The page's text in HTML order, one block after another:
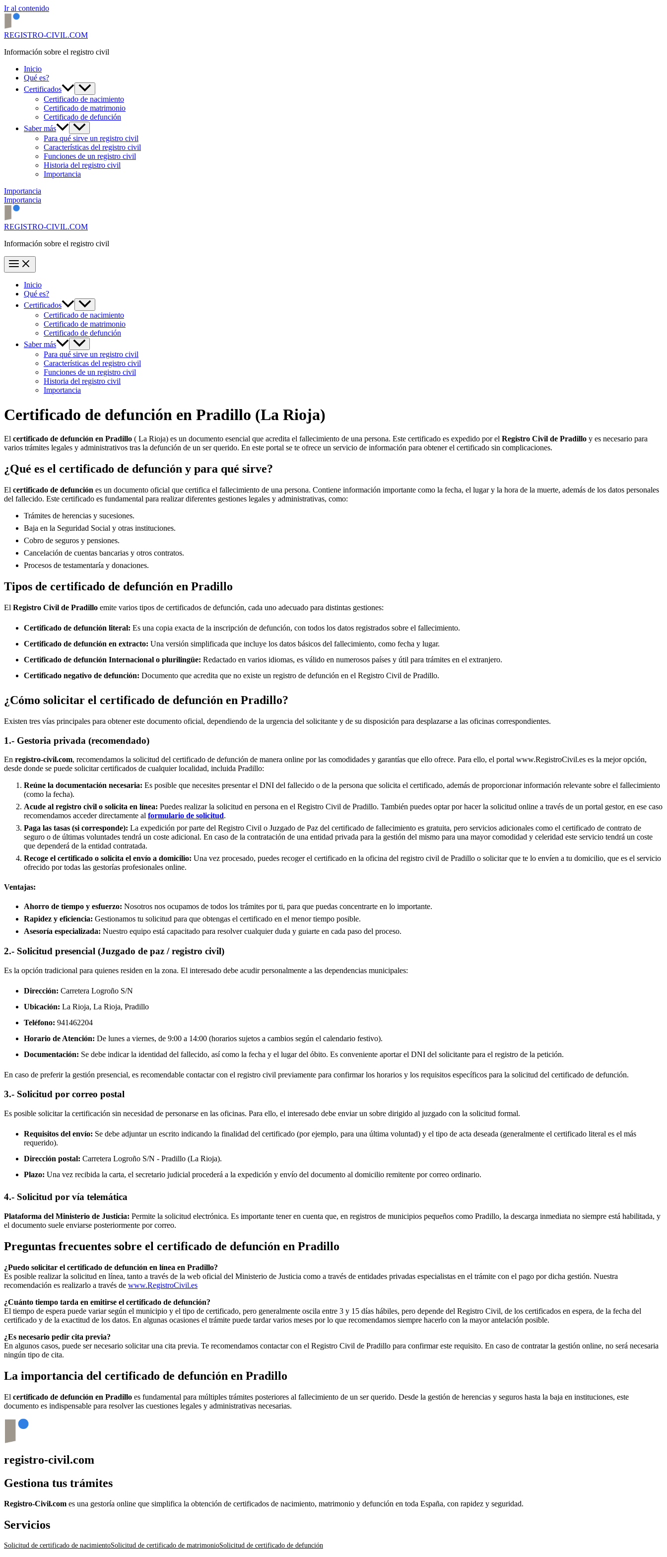
Ir al contenido
REGISTRO-CIVIL.COM
Información sobre el registro civil
Inicio
Qué es?
Certificados
Certificado de nacimiento
Certificado de matrimonio
Certificado de defunción
Saber más
Para qué sirve un registro civil
Características del registro civil
Funciones de un registro civil
Historia del registro civil
Importancia
Importancia
Importancia
REGISTRO-CIVIL.COM
Información sobre el registro civil
Inicio
Qué es?
Certificados
Certificado de nacimiento
Certificado de matrimonio
Certificado de defunción
Saber más
Para qué sirve un registro civil
Características del registro civil
Funciones de un registro civil
Historia del registro civil
Importancia
Certificado de defunción en Pradillo (La Rioja)
El certificado de defunción en Pradillo ( La Rioja) es un documento esencial que acredita el fallecimiento de una persona. Este certificado es expedido por el Registro Civil de Pradillo y es necesario para
varios trámites legales y administrativos tras la defunción de un ser querido. En este portal se te ofrece un servicio de información para obtener el certificado sin complicaciones.
¿Qué es el certificado de defunción y para qué sirve?
El certificado de defunción es un documento oficial que certifica el fallecimiento de una persona. Contiene información importante como la fecha, el lugar y la hora de la muerte, además de los datos personales
del fallecido. Este certificado es fundamental para realizar diferentes gestiones legales y administrativas, como:
Trámites de herencias y sucesiones.
Baja en la Seguridad Social y otras instituciones.
Cobro de seguros y pensiones.
Cancelación de cuentas bancarias y otros contratos.
Procesos de testamentaría y donaciones.
Tipos de certificado de defunción en Pradillo
El Registro Civil de Pradillo emite varios tipos de certificados de defunción, cada uno adecuado para distintas gestiones:
Certificado de defunción literal: Es una copia exacta de la inscripción de defunción, con todos los datos registrados sobre el fallecimiento.
Certificado de defunción en extracto: Una versión simplificada que incluye los datos básicos del fallecimiento, como fecha y lugar.
Certificado de defunción Internacional o plurilingüe: Redactado en varios idiomas, es válido en numerosos países y útil para trámites en el extranjero.
Certificado negativo de defunción: Documento que acredita que no existe un registro de defunción en el Registro Civil de Pradillo.
¿Cómo solicitar el certificado de defunción en Pradillo?
Existen tres vías principales para obtener este documento oficial, dependiendo de la urgencia del solicitante y de su disposición para desplazarse a las oficinas correspondientes.
1.- Gestoria privada (recomendado)
En registro-civil.com, recomendamos la solicitud del certificado de defunción de manera online por las comodidades y garantías que ello ofrece. Para ello, el portal www.RegistroCivil.es es la mejor opción,
desde donde se puede solicitar certificados de cualquier localidad, incluida Pradillo:
Reúne la documentación necesaria: Es posible que necesites presentar el DNI del fallecido o de la persona que solicita el certificado, además de proporcionar información relevante sobre el fallecimiento
(como la fecha).
Acude al registro civil o solicita en línea: Puedes realizar la solicitud en persona en el Registro Civil de Pradillo. También puedes optar por hacer la solicitud online a través de un portal gestor, en ese caso
recomendamos acceder directamente al formulario de solicitud.
Paga las tasas (si corresponde): La expedición por parte del Registro Civil o Juzgado de Paz del certificado de fallecimiento es gratuita, pero servicios adicionales como el certificado de contrato de
seguro o de últimas voluntades tendrá un coste adicional. En caso de la contratación de una entidad privada para la gestión del mismo para una mayor comodidad y celeridad este servicio tendrá un coste
que dependerá de la entidad contratada.
Recoge el certificado o solicita el envío a domicilio: Una vez procesado, puedes recoger el certificado en la oficina del registro civil de Pradillo o solicitar que te lo envíen a tu domicilio, que es el servicio
ofrecido por todas las gestorías profesionales online.
Ventajas:
Ahorro de tiempo y esfuerzo: Nosotros nos ocupamos de todos los trámites por ti, para que puedas concentrarte en lo importante.
Rapidez y eficiencia: Gestionamos tu solicitud para que obtengas el certificado en el menor tiempo posible.
Asesoría especializada: Nuestro equipo está capacitado para resolver cualquier duda y guiarte en cada paso del proceso.
2.- Solicitud presencial (Juzgado de paz / registro civil)
Es la opción tradicional para quienes residen en la zona. El interesado debe acudir personalmente a las dependencias municipales:
Dirección: Carretera Logroño S/N
Ubicación: La Rioja, La Rioja, Pradillo
Teléfono: 941462204
Horario de Atención: De lunes a viernes, de 9:00 a 14:00 (horarios sujetos a cambios según el calendario festivo).
Documentación: Se debe indicar la identidad del fallecido, así como la fecha y el lugar del óbito. Es conveniente aportar el DNI del solicitante para el registro de la petición.
En caso de preferir la gestión presencial, es recomendable contactar con el registro civil previamente para confirmar los horarios y los requisitos específicos para la solicitud del certificado de defunción.
3.- Solicitud por correo postal
Es posible solicitar la certificación sin necesidad de personarse en las oficinas. Para ello, el interesado debe enviar un sobre dirigido al juzgado con la solicitud formal.
Requisitos del envío: Se debe adjuntar un escrito indicando la finalidad del certificado (por ejemplo, para una última voluntad) y el tipo de acta deseada (generalmente el certificado literal es el más
requerido).
Dirección postal: Carretera Logroño S/N - Pradillo (La Rioja).
Plazo: Una vez recibida la carta, el secretario judicial procederá a la expedición y envío del documento al domicilio remitente por correo ordinario.
4.- Solicitud por vía telemática
Plataforma del Ministerio de Justicia: Permite la solicitud electrónica. Es importante tener en cuenta que, en registros de municipios pequeños como Pradillo, la descarga inmediata no siempre está habilitada, y
el documento suele enviarse posteriormente por correo.
Preguntas frecuentes sobre el certificado de defunción en Pradillo
¿Puedo solicitar el certificado de defunción en línea en Pradillo?
Es posible realizar la solicitud en línea, tanto a través de la web oficial del Ministerio de Justicia como a través de entidades privadas especialistas en el trámite con el pago por dicha gestión. Nuestra
recomendación es realizarlo a través de www.RegistroCivil.es
¿Cuánto tiempo tarda en emitirse el certificado de defunción?
El tiempo de espera puede variar según el municipio y el tipo de certificado, pero generalmente oscila entre 3 y 15 días hábiles, pero depende del Registro Civil, de los certificados en espera, de la fecha del
certificado y de la exactitud de los datos. En algunas ocasiones el trámite puede tardar varios meses por lo que recomendamos siempre hacerlo con la mayor antelación posible.
¿Es necesario pedir cita previa?
En algunos casos, puede ser necesario solicitar una cita previa. Te recomendamos contactar con el Registro Civil de Pradillo para confirmar este requisito. En caso de contratar la gestión online, no será necesaria
ningún tipo de cita.
La importancia del certificado de defunción en Pradillo
El certificado de defunción en Pradillo es fundamental para múltiples trámites posteriores al fallecimiento de un ser querido. Desde la gestión de herencias y seguros hasta la baja en instituciones, este
documento es indispensable para resolver las cuestiones legales y administrativas necesarias.
registro-civil.com
Gestiona tus trámites
Registro-Civil.com es una gestoría online que simplifica la obtención de certificados de nacimiento, matrimonio y defunción en toda España, con rapidez y seguridad.
Servicios
Solicitud de certificado de nacimientoSolicitud de certificado de matrimonioSolicitud de certificado de defunción